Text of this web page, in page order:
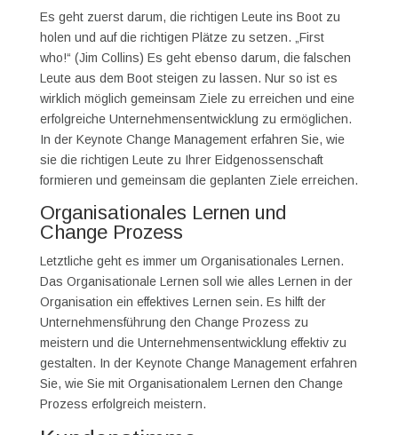
Es geht zuerst darum, die richtigen Leute ins Boot zu
holen und auf die richtigen Plätze zu setzen. „First
who!“ (Jim Collins) Es geht ebenso darum, die falschen
Leute aus dem Boot steigen zu lassen. Nur so ist es
wirklich möglich gemeinsam Ziele zu erreichen und eine
erfolgreiche Unternehmensentwicklung zu ermöglichen.
In der Keynote Change Management erfahren Sie, wie
sie die richtigen Leute zu Ihrer Eidgenossenschaft
formieren und gemeinsam die geplanten Ziele erreichen.
Organisationales Lernen und
Change Prozess
Letztliche geht es immer um Organisationales Lernen.
Das Organisationale Lernen soll wie alles Lernen in der
Organisation ein effektives Lernen sein. Es hilft der
Unternehmensführung den Change Prozess zu
meistern und die Unternehmensentwicklung effektiv zu
gestalten. In der Keynote Change Management erfahren
Sie, wie Sie mit Organisationalem Lernen den Change
Prozess erfolgreich meistern.